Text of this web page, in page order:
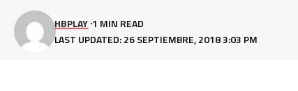
LAST UPDATED: 26 SEPTIEMBRE, 2018 3:03 PM
HBPLAY 1 MIN READ